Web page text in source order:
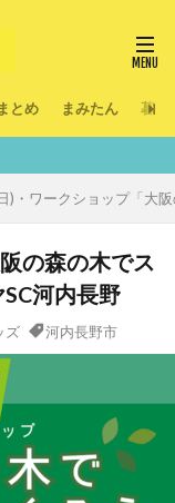
とめ まみたん 暮ら
)・ワークショップ「大
の森の木でス
河内長野
ズ 河内長野市